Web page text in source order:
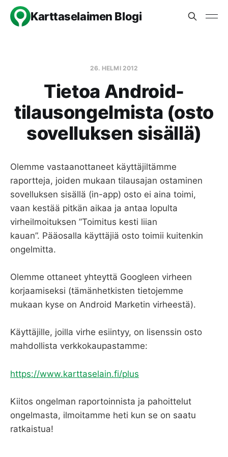
Karttaselaimen Blogi
26. HELMI 2012
Tietoa Android-
tilausongelmista (osto
sovelluksen sisällä)
Olemme vastaanottaneet käyttäjiltämme
raportteja, joiden mukaan tilausajan ostaminen
sovelluksen sisällä (in-app) osto ei aina toimi,
vaan kestää pitkän aikaa ja antaa lopulta
virheilmoituksen ”Toimitus kesti liian
kauan”. Pääosalla käyttäjiä osto toimii kuitenkin
ongelmitta.
Olemme ottaneet yhteyttä Googleen virheen
korjaamiseksi (tämänhetkisten tietojemme
mukaan kyse on Android Marketin virheestä).
Käyttäjille, joilla virhe esiintyy, on lisenssin osto
mahdollista verkkokaupastamme:
https://www.karttaselain.fi/plus
Kiitos ongelman raportoinnista ja pahoittelut
ongelmasta, ilmoitamme heti kun se on saatu
ratkaistua!